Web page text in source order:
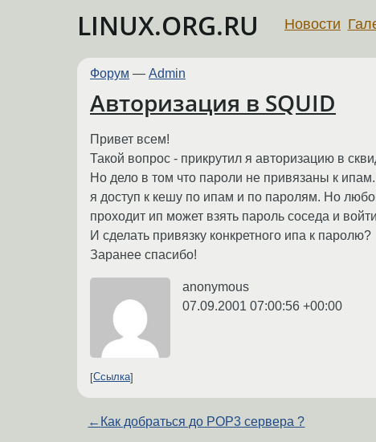
LINUX.ORG.RU Новости
Форум — Admin
Авторизация в SQUID
Привет всем!
Такой вопрос - прикрутил я авторизацию в
Но дело в том что пароли не привязаны к
я доступ к кешу по ипам и по паролям. Но
проходит ип может взять пароль соседа и
И сделать привязку конкретного ипа к паролю?
Заранее спасибо!
anonymous
07.09.2001 07:00:56 +00:00
Ссылка
← Как добраться до POP3 сервера ?